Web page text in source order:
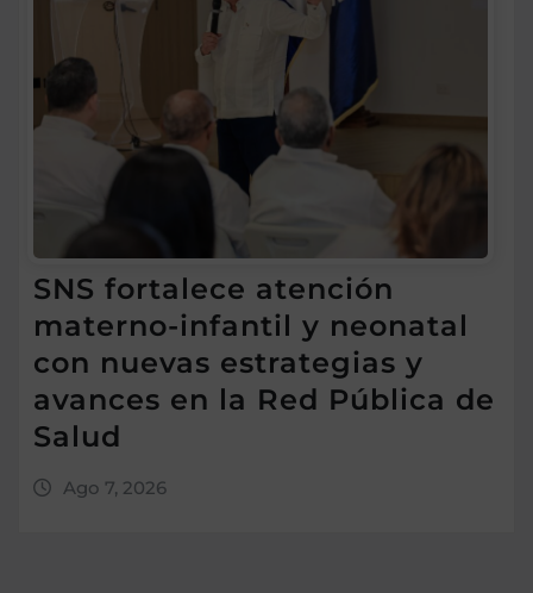
SNS fortalece atención
materno-infantil y neonatal
con nuevas estrategias y
avances en la Red Pública de
Salud
Ago 7, 2026